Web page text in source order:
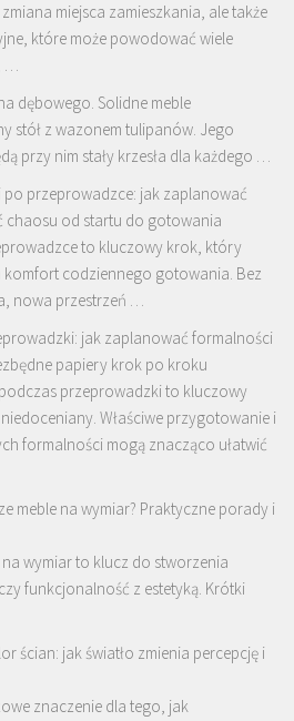
miejsca zamieszkania, ale także
które może powodować wiele
…
dębowego. Solidne meble
stół z wazonem tulipanów. Jego
przy nim stały krzesła dla każdego …
przeprowadzce: jak zaplanować
chaosu od startu do gotowania
to kluczowy krok, który
komfort codziennego gotowania. Bez
nowa przestrzeń …
jak zaplanować formalności
papiery krok po kroku
przeprowadzki to kluczowy
Właściwe przygotowanie i
formalności mogą znacząco ułatwić
meble na wymiar? Praktyczne porady i
wymiar to klucz do stworzenia
funkcjonalność z estetyką. Krótki
ścian: jak światło zmienia percepcję i
znaczenie dla tego, jak